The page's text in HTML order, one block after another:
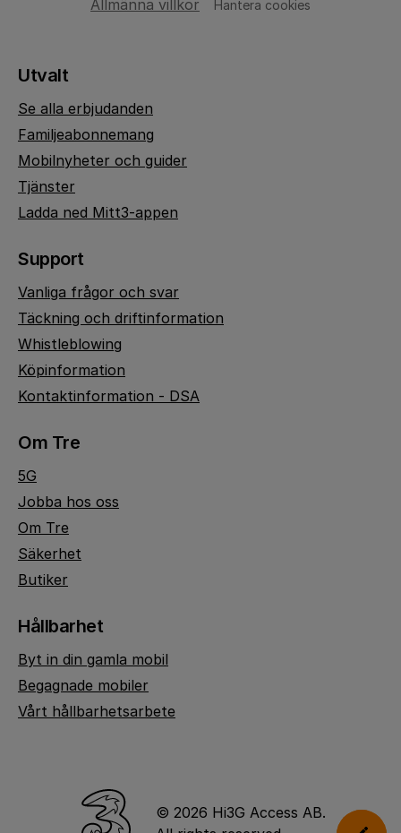
Allmänna villkor Hantera cookies
Utvalt
Se alla erbjudanden
Familjeabonnemang
Mobilnyheter och guider
Tjänster
Ladda ned Mitt3-appen
Support
Vanliga frågor och svar
Täckning och driftinformation
Whistleblowing
Köpinformation
Kontaktinformation - DSA
Om Tre
5G
Jobba hos oss
Om Tre
Säkerhet
Butiker
Hållbarhet
Byt in din gamla mobil
Begagnade mobiler
Vårt hållbarhetsarbete
© 2026 Hi3G Access AB.